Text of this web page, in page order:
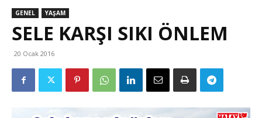
GENEL YAŞAM
SELE KARŞI SIKI ÖNLEM
20 Ocak 2016